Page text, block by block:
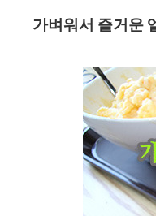
가벼워서 즐거운